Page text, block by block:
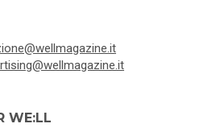
WE:LL